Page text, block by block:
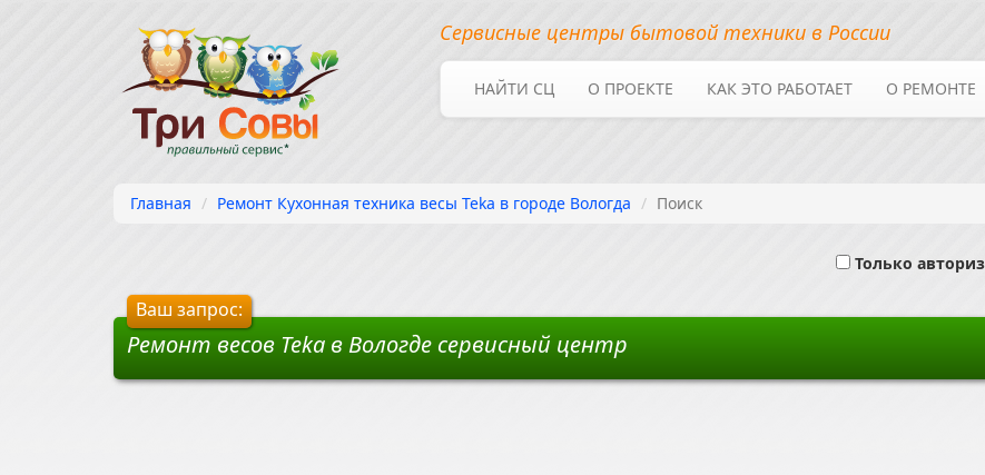
Сервисные центры бытовой техники в России
НАЙТИ СЦ О ПРОЕКТЕ КАК ЭТО РАБОТАЕТ О РЕМОНТЕ
Главная Ремонт Кухонная техника весы Teka в городе Вологда Поиск
Только
Ваш запрос:
Ремонт весов Teka в Вологде сервисный центр